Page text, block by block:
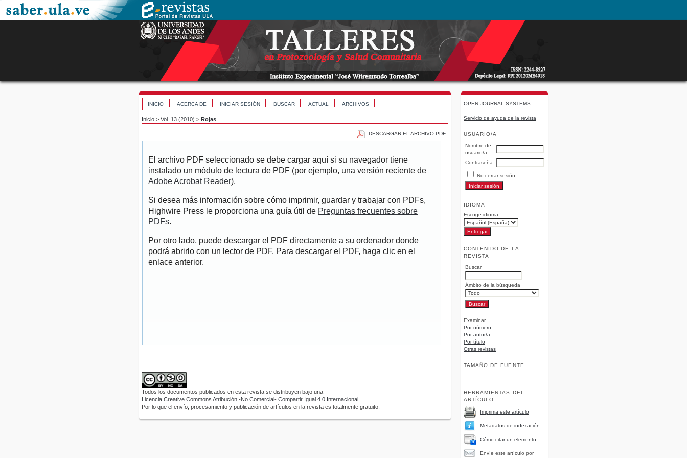
OPEN JOURNAL SYSTEMS
Servicio de ayuda de la revista
USUARIO/A
Nombre de
usuario/a
Contraseña
No cerrar sesión
IDIOMA
Escoge idioma
CONTENIDO DE LA
REVISTA
Buscar
Ámbito de la búsqueda
Examinar
Por número
Por autor/a
Por título
Otras revistas
TAMAÑO DE FUENTE
HERRAMIENTAS DEL
ARTÍCULO
Imprima este artículo
Metadatos de indexación
Cómo citar un elemento
Envíe este artículo por
INICIO ACERCA DE INICIAR SESIÓN BUSCAR ACTUAL ARCHIVOS
Inicio > Vol. 13 (2010) > Rojas
DESCARGAR EL ARCHIVO PDF
El archivo PDF seleccionado se debe cargar aquí si su navegador tiene
instalado un módulo de lectura de PDF (por ejemplo, una versión reciente de
Adobe Acrobat Reader).
Si desea más información sobre cómo imprimir, guardar y trabajar con PDFs,
Highwire Press le proporciona una guía útil de Preguntas frecuentes sobre
PDFs.
Por otro lado, puede descargar el PDF directamente a su ordenador donde
podrá abrirlo con un lector de PDF. Para descargar el PDF, haga clic en el
enlace anterior.
Todos los documentos publicados en esta revista se distribuyen bajo una
Licencia Creative Commons Atribución -No Comercial- Compartir Igual 4.0 Internacional.
Por lo que el envío, procesamiento y publicación de artículos en la revista es totalmente gratuito.